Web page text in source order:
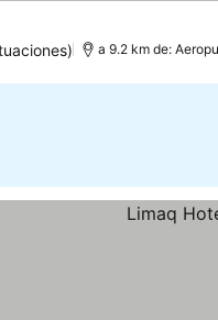
a 9.2 km de: